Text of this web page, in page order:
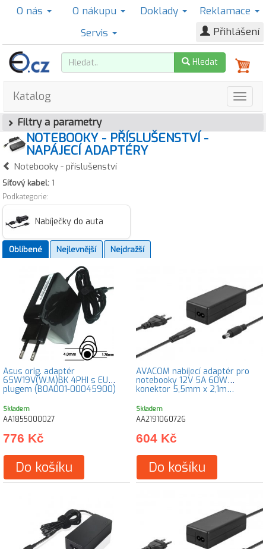
O nás O nákupu Doklady
Reklamace
Servis
Přihlášení
Hledat
Katalog
Filtry a parametry
NOTEBOOKY - PŘÍSLUŠENSTVÍ -
NAPÁJECÍ ADAPTÉRY
Notebooky - příslušenství
Síťový kabel: 1
Podkategorie:
Nabíječky do auta
Oblíbené Nejlevnější Nejdražší
Asus orig. adaptér
65W19V(W.M)BK 4PHI s EU
plugem (B0A001-00045900)
Skladem
AA1855000027
776 Kč
Do košíku
AVACOM nabíjecí adaptér pro
notebooky 12V 5A 60W
konektor 5,5mm x 2,1m…
Skladem
AA2191060726
604 Kč
Do košíku